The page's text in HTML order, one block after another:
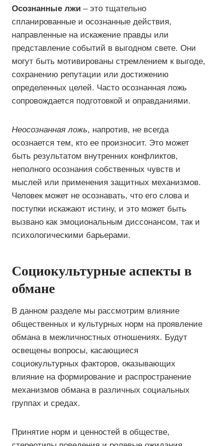
Осознанные лжи – это тщательно
спланированные и осознанные действия,
направленные на искажение правды или
представление событий в выгодном свете. Они
могут быть мотивированы стремлением к выгоде,
сохранению репутации или достижению
определенных целей. Часто осознанная ложь
сопровождается подготовкой и оправданиями.
Неосознанная ложь, напротив, не всегда
осознается тем, кто ее произносит. Это может
быть результатом внутренних конфликтов,
неполного осознания собственных чувств и
мыслей или применения защитных механизмов.
Человек может не осознавать, что его слова и
поступки искажают истину, и это может быть
вызвано как эмоциональным диссонансом, так и
психологическими барьерами.
Социокультурные аспекты в
обмане
В данном разделе мы рассмотрим влияние
общественных и культурных норм на проявление
обмана в межличностных отношениях. Будут
освещены вопросы, касающиеся
социокультурных факторов, оказывающих
влияние на формирование и распространение
механизмов обмана в различных социальных
группах и средах.
Принятие норм и ценностей в обществе,